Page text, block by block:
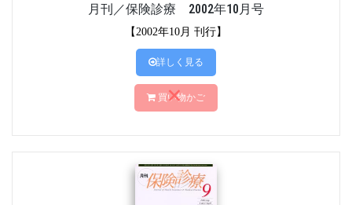
月刊／保険診療 2002年10月号
【2002年10月 刊行】
詳しく見る
買い物かご